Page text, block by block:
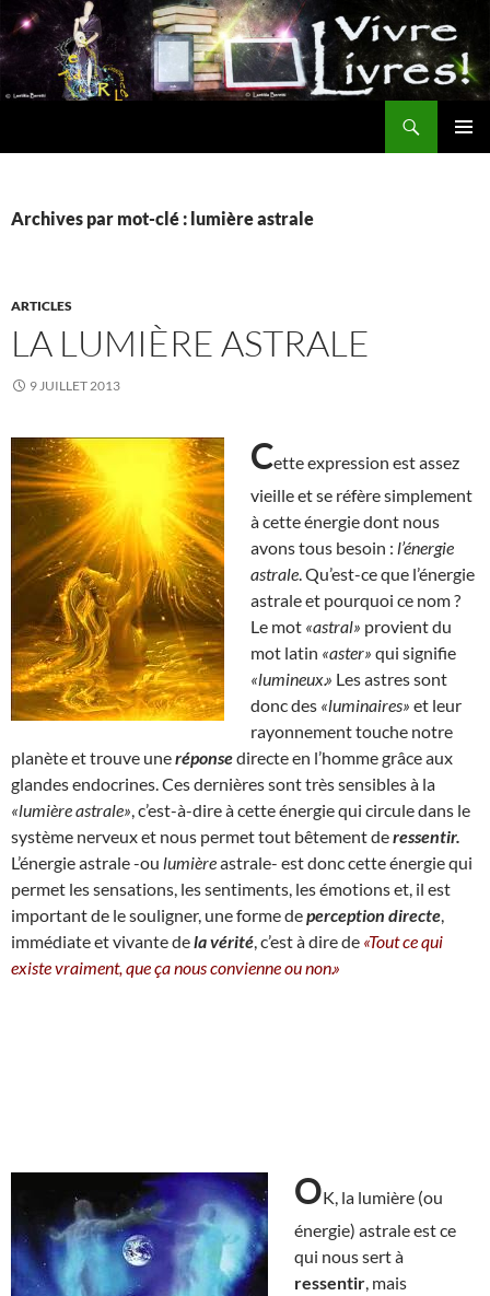
Aller
au
contenu
Archives par mot-clé : lumière astrale
ARTICLES
LA LUMIÈRE ASTRALE
9 JUILLET 2013
Cette expression est assez
vieille et se réfère simplement
à cette énergie dont nous
avons tous besoin : l’énergie
astrale . Qu’est-ce que l’énergie
astrale et pourquoi ce nom ?
Le mot «astral» provient du
mot latin «aster» qui signifie
«lumineux.» Les astres sont
donc des «luminaires» et leur
rayonnement touche notre
planète et trouve uneréponsedirecte en l’homme grâce aux
glandes endocrines. Ces dernières sont très sensibles à la
«lumière astrale» , c’est-à-dire à cette énergie qui circule dans le
système nerveux et nous permet tout bêtement deressentir.
L’énergie astrale -ou lumièreastrale- est donc cette énergie qui
permet les sensations, les sentiments, les émotions et, il est
important de le souligner, une forme deperception directe
immédiate et vivante dela vérité , c’est à dire de «Tout ce qui
existe vraiment, que ça nous convienne ou non.»
OK, la lumière (ou
énergie) astrale est ce
qui nous sert à
ressentir , mais